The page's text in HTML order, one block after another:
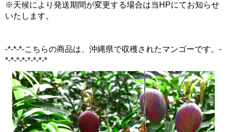
※天候により発送期間が変更する場合は当HPにてお知らせ
いたします。
-*-*-*-こちらの商品は、沖縄県で収穫されたマンゴーです。-
*-*-*-*-*-*-*-*